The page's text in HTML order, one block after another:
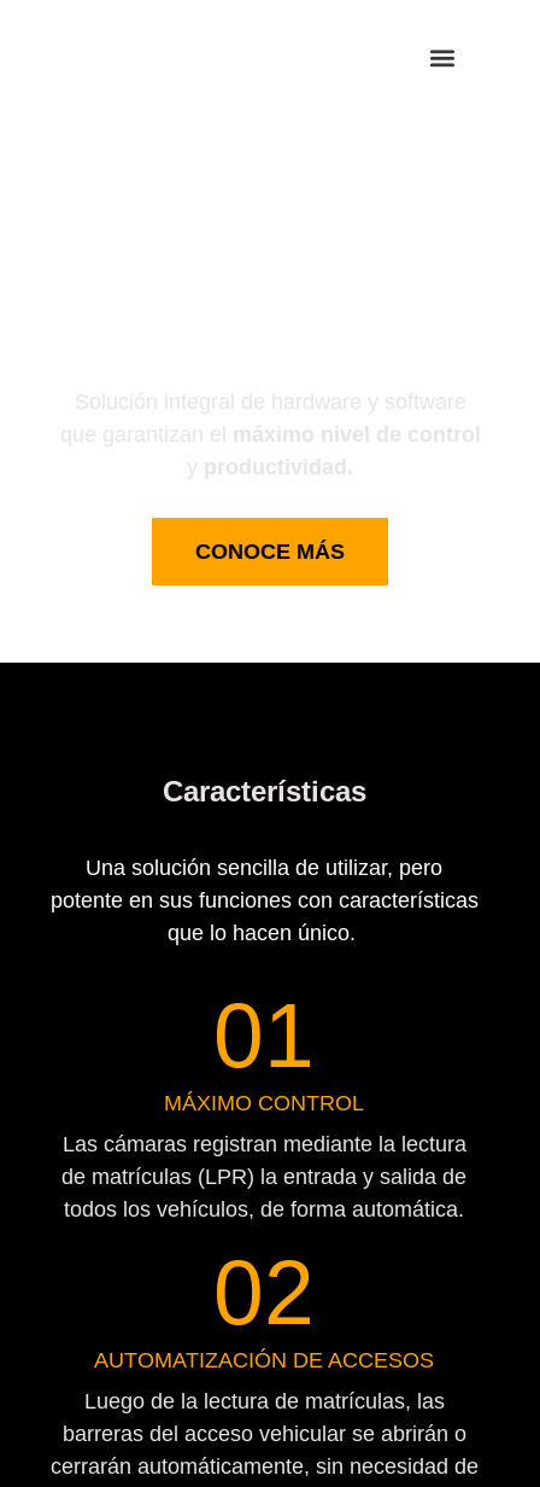
Solución integral de hardware y software
que garantizan el máximo nivel de control
y productividad.
CONOCE MÁS
Características
Una solución sencilla de utilizar, pero
potente en sus funciones con características
que lo hacen único.
01
MÁXIMO CONTROL
Las cámaras registran mediante la lectura
de matrículas (LPR) la entrada y salida de
todos los vehículos, de forma automática.
02
AUTOMATIZACIÓN DE ACCESOS​
Luego de la lectura de matrículas, las
barreras del acceso vehicular se abrirán o
cerrarán automáticamente, sin necesidad de